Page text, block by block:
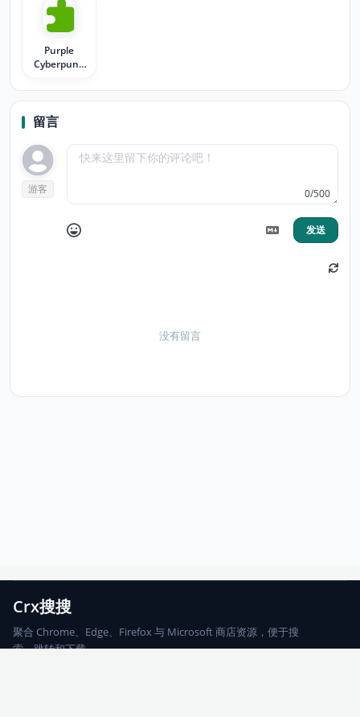
Purple
Cyberpunk
留言
游客 0/500
发送
没有留言
Crx搜搜
聚合 Chrome、Edge、Firefox 与 Microsoft 商店资源，便于搜
索、跳转和下载。